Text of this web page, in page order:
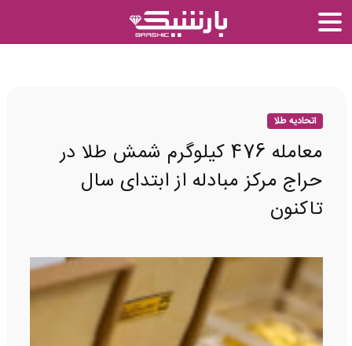
اتحادیه طلا
معامله 476 کیلوگرم شمش طلا در
حراج مرکز مبادله از ابتدای سال
تاکنون